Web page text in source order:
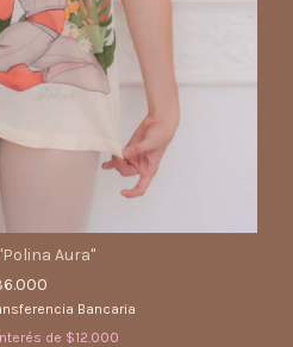
Aura"
Bancaria
de $12.000